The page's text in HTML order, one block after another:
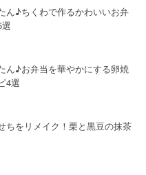
ん♪ちくわで作るかわいいお弁
ん♪お弁当を華やかにする卵焼
4選
ちをリメイク！栗と黒豆の抹茶